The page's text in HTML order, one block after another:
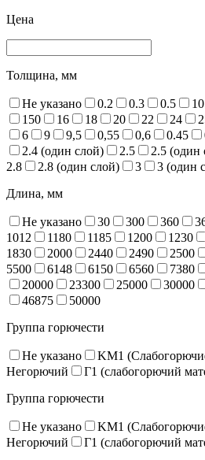
Цена
Толщина, мм
Не указано 0.2 0.3 0.5 10
150
16 18 20 22 24
6
9 9,5 0,55 0,6 0.45
2.4 (один слой)
2.5 2.5 (один
2.8
2.8 (один слой) 3 3 (один
Длина, мм
Не указано 30 300 360
1012
1180 1185 1200 1230
1830
2000 2440 2490 2500
5500
6148 6150 6560 7380
20000
23300 25000 30000
46875
50000
Группа горючести
Не указано KM1
Негорючий
Г1 (слабогорючий
Группа горючести
Не указано KM1
Негорючий
Г1 (слабогорючий